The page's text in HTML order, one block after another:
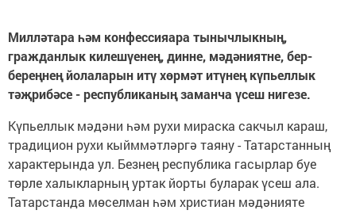
Милләтара һәм конфессияара тынычлыкның,
гражданлык килешүенең, динне, мәдәниятне, бер-
береңнең йолаларын итү хөрмәт итүнең күпьеллык
тәҗрибәсе - республиканың заманча үсеш нигезе.
Күпьеллык мәдәни һәм рухи мираска сакчыл караш,
традицион рухи кыйммәтләргә таяну - Татарстанның
характерында ул. Безнең республика гасырлар буе
төрле халыкларның уртак йорты буларак үсеш ала.
Татарстанда мөселман һәм христиан мәдәнияте